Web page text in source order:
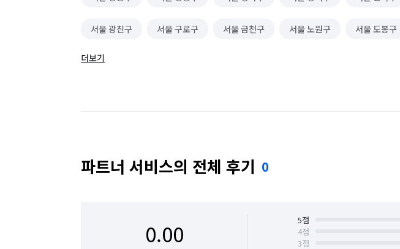
서울 광진구 서울 구로구 서울 금천구 서울 노원구 서울 도봉구
서울 동대문구
더보기
파트너 서비스의 전체 후기 0
0.00 5점
4점
3점